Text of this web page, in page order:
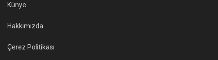
Künye
Hakkımızda
Çerez Politikası